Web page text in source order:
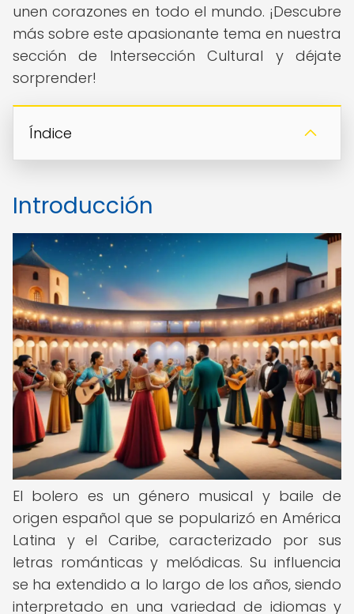
unen corazones en todo el mundo. ¡Descubre
más sobre este apasionante tema en nuestra
sección de Intersección Cultural y déjate
sorprender!
Índice
Introducción
El bolero es un género musical y baile de
origen español que se popularizó en América
Latina y el Caribe, caracterizado por sus
letras románticas y melódicas. Su influencia
se ha extendido a lo largo de los años, siendo
interpretado en una variedad de idiomas y